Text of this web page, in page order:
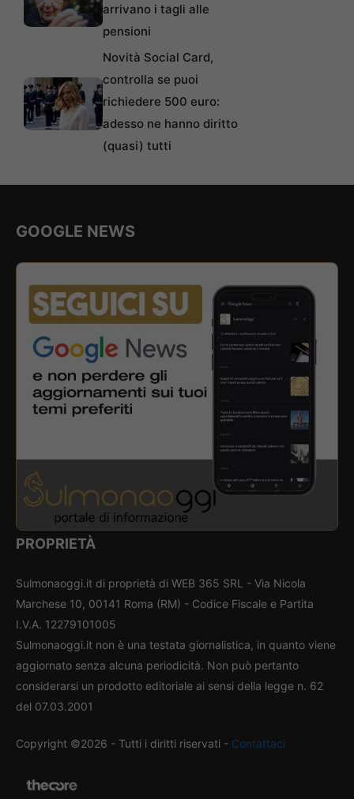
arrivano i tagli alle
pensioni
Novità Social Card,
controlla se puoi
richiedere 500 euro:
adesso ne hanno diritto
(quasi) tutti
GOOGLE NEWS
PROPRIETÀ
Sulmonaoggi.it di proprietà di WEB 365 SRL - Via Nicola
Marchese 10, 00141 Roma (RM) - Codice Fiscale e Partita
I.V.A. 12279101005
Sulmonaoggi.it non è una testata giornalistica, in quanto viene
aggiornato senza alcuna periodicità. Non può pertanto
considerarsi un prodotto editoriale ai sensi della legge n. 62
del 07.03.2001
Copyright ©2026 - Tutti i diritti riservati - Contattaci